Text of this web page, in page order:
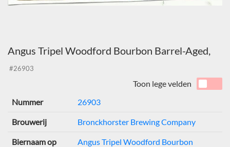
Angus Tripel Woodford Bourbon Barrel-Aged,
#26903
Toon lege velden
Nummer
26903
Brouwerij Bronckhorster Brewing Company
Biernaam op
Angus Tripel Woodford Bourbon